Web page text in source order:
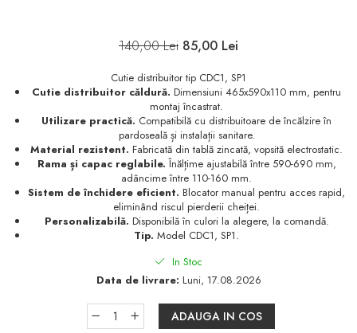
140,00 Lei 85,00 Lei
Cutie distribuitor tip CDC1, SP1
Cutie distribuitor căldură. Dimensiuni 465x590x110 mm, pentru
montaj încastrat.
Utilizare practică. Compatibilă cu distribuitoare de încălzire în
pardoseală și instalații sanitare.
Material rezistent. Fabricată din tablă zincată, vopsită electrostatic.
Rama și capac reglabile. Înălțime ajustabilă între 590-690 mm,
adâncime între 110-160 mm.
Sistem de închidere eficient. Blocator manual pentru acces rapid,
eliminând riscul pierderii cheiței.
Personalizabilă. Disponibilă în culori la alegere, la comandă.
Tip. Model CDC1, SP1.
In Stoc
Data de livrare: Luni, 17.08.2026
ADAUGA IN COS